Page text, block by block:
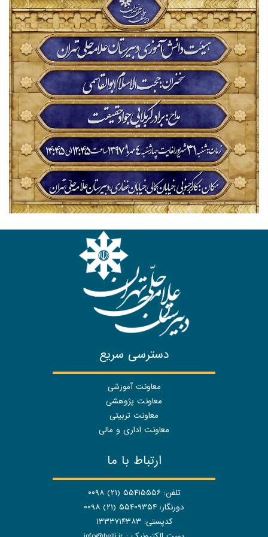
دسترسی سریع
معاونت آموزشی
معاونت پژوهشی
معاونت تربیتی
معاونت اداری و مالی
ارتباط با ما
تلفن: ۵۵۴۱۵۵۵۶ (۲۱) ۰۰۹۸
دورنگار: ۵۵۴۰۹۳۵۴ (۲۱) ۰۰۹۸
کدپستی: ۱۳۳۳۷۱۴۳۸۳